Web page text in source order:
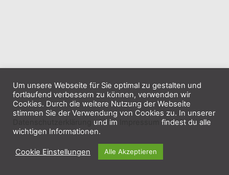
Um unsere Webseite für Sie optimal zu gestalten und
fortlaufend verbessern zu können, verwenden wir
Cookies. Durch die weitere Nutzung der Webseite
stimmen Sie der Verwendung von Cookies zu. In unserer
und im
findest du alle
wichtigen Informationen.
Cookie Einstellungen Alle Akzeptieren